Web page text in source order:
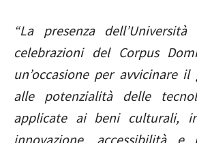
“La presenza
celebrazioni del Corpus
un’occasione per avvicinare
alle potenzialità delle
applicate ai beni culturali,
innovazione, accessibilità e